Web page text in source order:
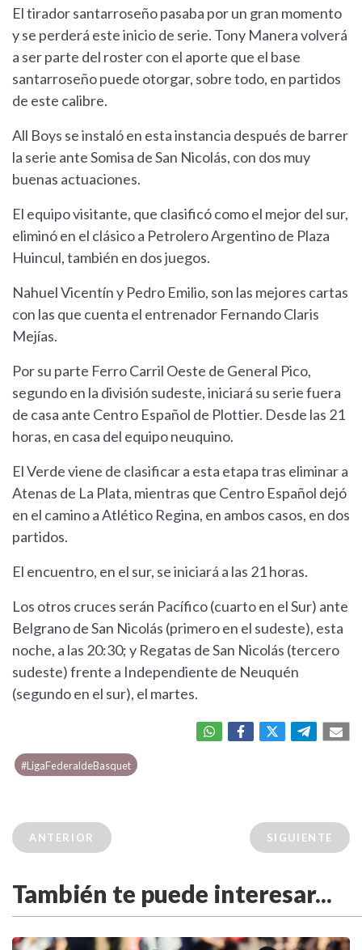
El tirador santarroseño pasaba por un gran momento
y se perderá este inicio de serie. Tony Manera volverá
a ser parte del roster con el aporte que el base
santarroseño puede otorgar, sobre todo, en partidos
de este calibre.
All Boys se instaló en esta instancia después de barrer
la serie ante Somisa de San Nicolás, con dos muy
buenas actuaciones.
El equipo visitante, que clasificó como el mejor del sur,
eliminó en el clásico a Petrolero Argentino de Plaza
Huincul, también en dos juegos.
Nahuel Vicentín y Pedro Emilio, son las mejores cartas
con las que cuenta el entrenador Fernando Claris
Mejías.
Por su parte Ferro Carril Oeste de General Pico,
segundo en la división sudeste, iniciará su serie fuera
de casa ante Centro Español de Plottier. Desde las 21
horas, en casa del equipo neuquino.
El Verde viene de clasificar a esta etapa tras eliminar a
Atenas de La Plata, mientras que Centro Español dejó
en el camino a Atlético Regina, en ambos casos, en dos
partidos.
El encuentro, en el sur, se iniciará a las 21 horas.
Los otros cruces serán Pacífico (cuarto en el Sur) ante
Belgrano de San Nicolás (primero en el sudeste), esta
noche, a las 20:30; y Regatas de San Nicolás (tercero
sudeste) frente a Independiente de Neuquén
(segundo en el sur), el martes.
#LigaFederaldeBasquet
ANTERIOR SIGUIENTE
También te puede interesar...